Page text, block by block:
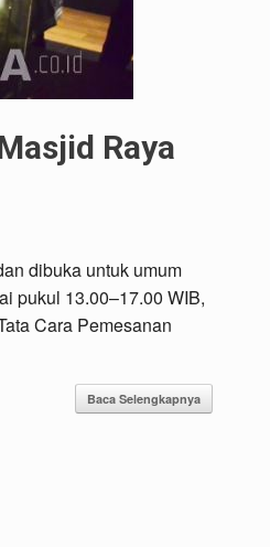
Raya
dibuka untuk umum
pukul 13.00–17.00 WIB,
Cara Pemesanan
Baca Selengkapnya